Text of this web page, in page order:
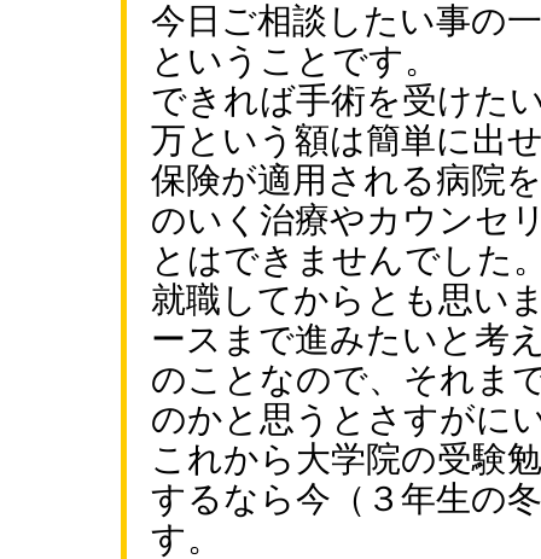
今日ご相談したい事の
ということです。
できれば手術を受けた
万という額は簡単に出
保険が適用される病院
のいく治療やカウンセ
とはできませんでした
就職してからとも思い
ースまで進みたいと考
のことなので、それま
のかと思うとさすがに
これから大学院の受験
するなら今（３年生の
す。